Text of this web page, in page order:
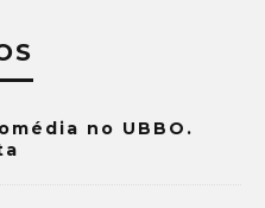
no UBBO.